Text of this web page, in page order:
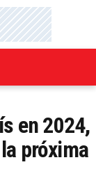
en 2024,
próxima